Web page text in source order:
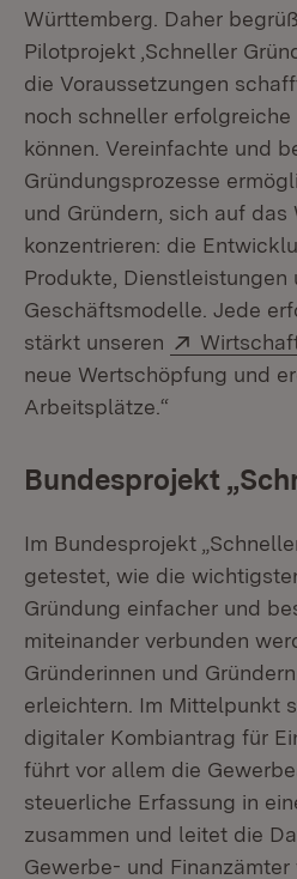
Württemberg. Daher
Pilotprojekt ‚Schneller
die Voraussetzungen
noch schneller
können. Vereinfachte und
Gründungsprozesse
und Gründern, sich auf das
konzentrieren: die
Produkte, Dienstleistungen
Geschäftsmodelle. Jede
stärkt unseren
Extern:
neue Wertschöpfung und
Arbeitsplätze.“
Bundesprojekt
Im Bundesprojekt
getestet, wie die
Gründung einfacher und
miteinander verbunden
Gründerinnen und
erleichtern. Im Mittelpunkt
digitaler Kombiantrag für
führt vor allem die
steuerliche Erfassung in
zusammen und leitet die
Gewerbe- und